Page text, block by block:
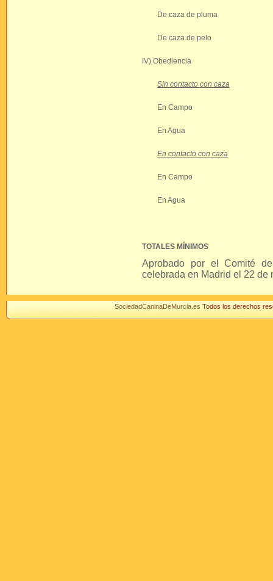
De caza de pluma
De caza de pelo
IV) Obediencia
Sin contacto con caza
En Campo
En Agua
En contacto con caza
En Campo
En Agua
TOTALES MÍNIMOS
Aprobado por el Comité
celebrada en Madrid el 22 de
SociedadCaninaDeMurcia.es Todos los derechos